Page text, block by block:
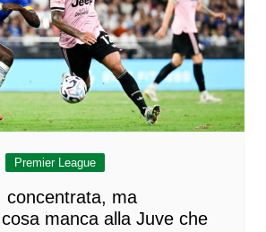
Premier League
concentrata, ma
manca alla Juve che